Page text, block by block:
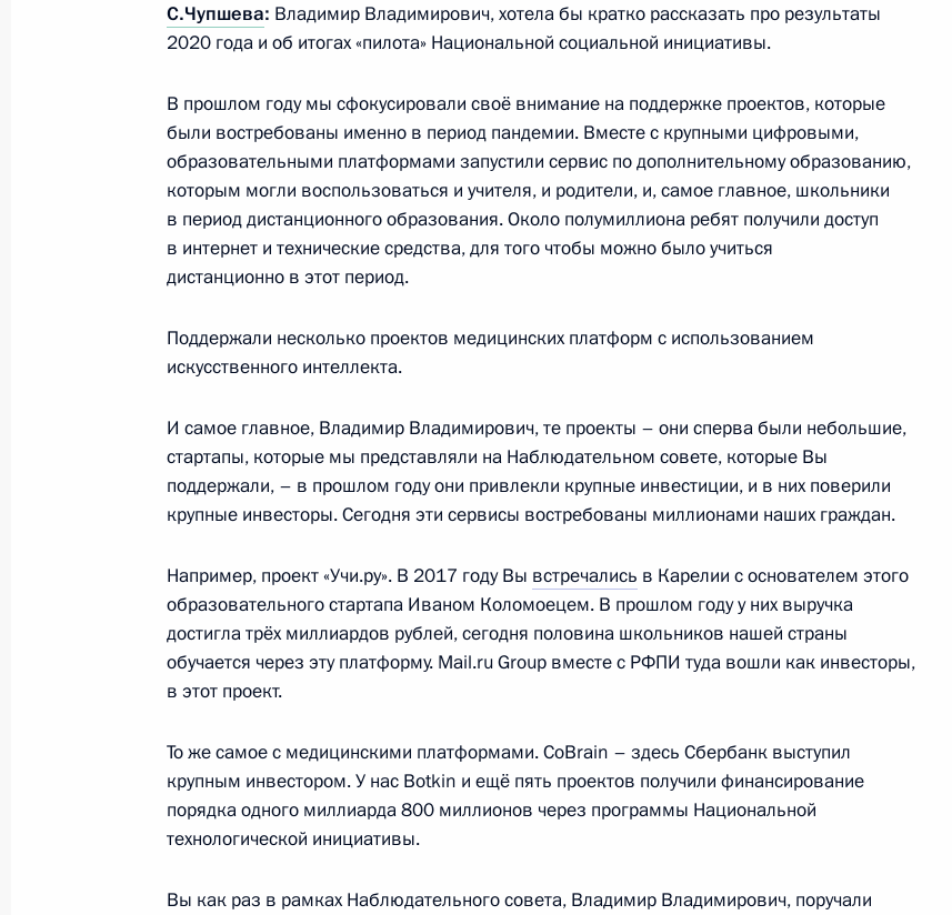
Заседание президиума Совета по межнациональным
18 февраля 2021 года, 18:00
Встреча с главой АСИ Светланой Чупшевой
3 февраля 2021 года, 13:40
Совещание с членами Правительства
28 января Владимир Путин проведёт очередное совещание
27 января 2021 года, 15:00
Совещание по социальным вопросам
Перечень поручений по итогам пресс-конференции Президента
31 декабря 2020 года, 13:00
С.Чупшева: Владимир Владимирович, хотела бы кратко рассказать про результаты
2020 года и об итогах «пилота» Национальной социальной инициативы.
В прошлом году мы сфокусировали своё внимание на поддержке проектов, которые
были востребованы именно в период пандемии. Вместе с крупными цифровыми,
образовательными платформами запустили сервис по дополнительному образованию,
которым могли воспользоваться и учителя, и родители, и, самое главное, школьники
в период дистанционного образования. Около полумиллиона ребят получили доступ
в интернет и технические средства, для того чтобы можно было учиться
дистанционно в этот период.
Поддержали несколько проектов медицинских платформ с использованием
искусственного интеллекта.
И самое главное, Владимир Владимирович, те проекты – они сперва были небольшие,
стартапы, которые мы представляли на Наблюдательном совете, которые Вы
поддержали, – в прошлом году они привлекли крупные инвестиции, и в них поверили
крупные инвесторы. Сегодня эти сервисы востребованы миллионами наших граждан.
Например, проект «Учи.ру». В 2017 году Вы встречались в Карелии с основателем этого
образовательного стартапа Иваном Коломоецем. В прошлом году у них выручка
достигла трёх миллиардов рублей, сегодня половина школьников нашей страны
обучается через эту платформу. Mail.ru Group вместе с РФПИ туда вошли как инвесторы,
в этот проект.
То же самое с медицинскими платформами. CoBrain – здесь Сбербанк выступил
крупным инвестором. У нас Botkin и ещё пять проектов получили финансирование
порядка одного миллиарда 800 миллионов через программы Национальной
технологической инициативы.
Вы как раз в рамках Наблюдательного совета, Владимир Владимирович, поручали